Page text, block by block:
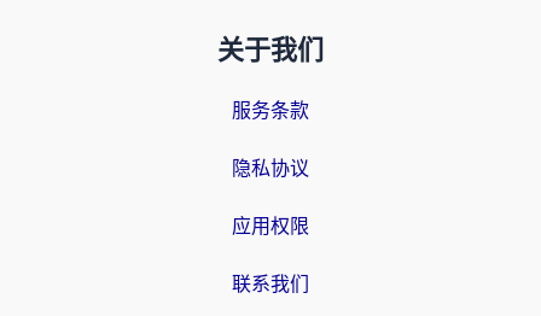
关于我们
服务条款
隐私协议
应用权限
联系我们